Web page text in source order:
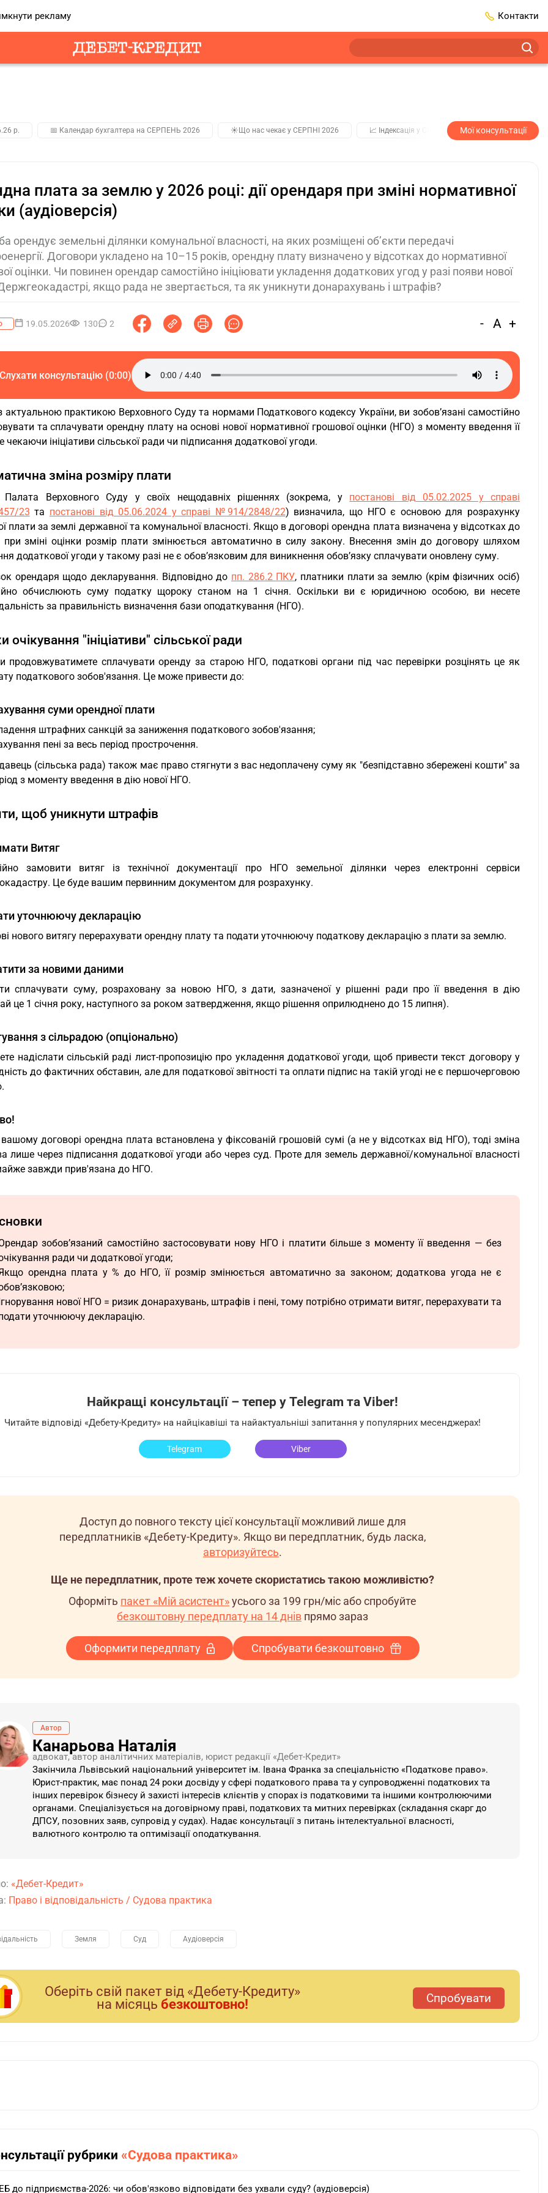
рекламу Контакти
р. 📅 Календар бухгалтера на СЕРПЕНЬ 2026 ☀️Що нас чекає у СЕРПНІ 2026 📈 Індексація у СЕРПНІ 2️⃣0️⃣2️⃣7️⃣ Усі
Мої консультації
плата за землю у 2026 році: дії орендаря при зміні нормативної
(аудіоверсія)
орендує земельні ділянки комунальної власності, на яких розміщені об’єкти передачі
Договори укладено на 10–15 років, орендну плату визначено у відсотках до нормативної
оцінки. Чи повинен орендар самостійно ініціювати укладення додаткових угод у разі появи нової
якщо рада не звертається, та як уникнути донарахувань і штрафів?
19.05.2026 130 2 - A +
Слухати консультацію (0:00)
актуальною практикою Верховного Суду та нормами Податкового кодексу України, ви зобов’язані самостійно
та сплачувати орендну плату на основі нової нормативної грошової оцінки (НГО) з моменту введення її
чекаючи ініціативи сільської ради чи підписання додаткової угоди.
зміна розміру плати
Палата Верховного Суду у своїх нещодавніх рішеннях (зокрема, у постанові від 05.02.2025 у справі
23 та постанові від 05.06.2024 у справі №914/2848/22) визначила, що НГО є основою для розрахунку
плати за землі державної та комунальної власності. Якщо в договорі орендна плата визначена у відсотках до
зміні оцінки розмір плати змінюється автоматично в силу закону. Внесення змін до договору шляхом
додаткової угоди у такому разі не є обов’язковим для виникнення обов’язку сплачувати оновлену суму.
орендаря щодо декларування. Відповідно до пп. 286.2 ПКУ, платники плати за землю (крім фізичних осіб)
обчислюють суму податку щороку станом на 1 січня. Оскільки ви є юридичною особою, ви несете
за правильність визначення бази оподаткування (НГО).
очікування "ініціативи" сільської ради
продовжуватимете сплачувати оренду за старою НГО, податкові органи під час перевірки розцінять це як
податкового зобов'язання. Це може привести до:
суми орендної плати
штрафних санкцій за заниження податкового зобов'язання;
пені за весь період прострочення.
(сільська рада) також має право стягнути з вас недоплачену суму як "безпідставно збережені кошти" за
з моменту введення в дію нової НГО.
щоб уникнути штрафів
Витяг
замовити витяг із технічної документації про НГО земельної ділянки через електронні сервіси
Це буде вашим первинним документом для розрахунку.
уточнюючу декларацію
нового витягу перерахувати орендну плату та подати уточнюючу податкову декларацію з плати за землю.
за новими даними
сплачувати суму, розраховану за новою НГО, з дати, зазначеної у рішенні ради про її введення в дію
це 1 січня року, наступного за роком затвердження, якщо рішення оприлюднено до 15 липня).
з сільрадою (опціонально)
надіслати сільській раді лист-пропозицію про укладення додаткової угоди, щоб привести текст договору у
до фактичних обставин, але для податкової звітності та оплати підпис на такій угоді не є першочерговою
договорі орендна плата встановлена у фіксованій грошовій сумі (а не у відсотках від НГО), тоді зміна
лише через підписання додаткової угоди або через суд. Проте для земель державної/комунальної власності
завжди прив'язана до НГО.
зобов’язаний самостійно застосовувати нову НГО і платити більше з моменту її введення — без
ради чи додаткової угоди;
орендна плата у % до НГО, її розмір змінюється автоматично за законом; додаткова угода не є
нової НГО = ризик донарахувань, штрафів і пені, тому потрібно отримати витяг, перерахувати та
уточнюючу декларацію.
Найкращі консультації – тепер у Telegram та Viber!
Читайте відповіді «Дебету-Кредиту» на найцікавіші та найактуальніші запитання у популярних месенджерах!
Telegram Viber
Доступ до повного тексту цієї консультації можливий лише для
передплатників «Дебету-Кредиту». Якщо ви передплатник, будь ласка,
авторизуйтесь.
Ще не передплатник, проте теж хочете скористатись такою можливістю?
Оформіть пакет «Мій асистент»усього за 199 грн/міс або спробуйте
безкоштовну передплату на 14 днів прямо зараз
Оформити передплату Спробувати безкоштовно
Автор
Канарьова Наталія
адвокат, автор аналітичних матеріалів, юрист редакції «Дебет-Кредит»
Закінчила Львівський національний університет ім. Івана Франка за спеціальністю «Податкове право».
Юрист-практик, має понад 24 роки досвіду у сфері податкового права та у супроводженні податкових та
інших перевірок бізнесу й захисті інтересів клієнтів у спорах із податковими та іншими контролюючими
органами. Спеціалізується на договірному праві, податкових та митних перевірках (складання скарг до
ДПСУ, позовних заяв, супровід у судах). Надає консультації з питань інтелектуальної власності,
валютного контролю та оптимізації оподаткування.
«Дебет-Кредит»
Право і відповідальність / Судова практика
Земля Суд Аудіоверсія
Оберiть свiй пакет вiд «Дебету-Кредиту»
на мiсяць безкоштовно! Спробувати
рубрики «Судова практика»
до підприємства-2026: чи обов'язково відповідати без ухвали суду? (аудіоверсія)